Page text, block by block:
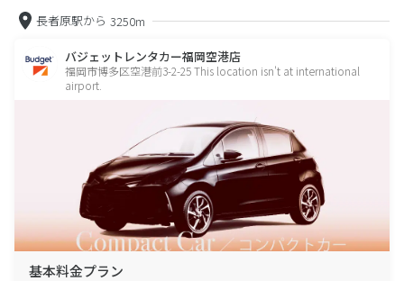
長者原駅から 3250m
バジェットレンタカー福岡空港店
福岡市博多区空港前3-2-25 This location isn't at international
airport.
基本料金プラン